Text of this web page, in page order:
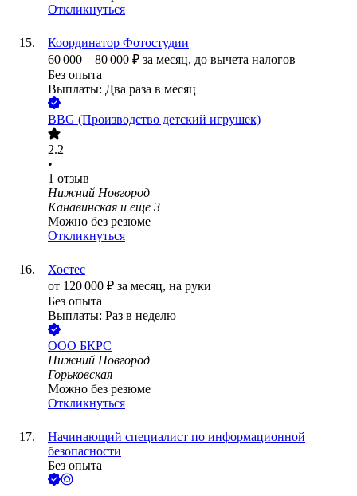
Откликнуться
Координатор Фотостудии
60 000 – 80 000 ₽ за месяц, до вычета налогов
Без опыта
Выплаты: Два раза в месяц
BBG (Производство детский игрушек)
2.2
•
1 отзыв
Нижний Новгород
Канавинская и еще 3
Можно без резюме
Откликнуться
Хостес
от 120 000 ₽ за месяц, на руки
Без опыта
Выплаты: Раз в неделю
ООО БКРС
Нижний Новгород
Горьковская
Можно без резюме
Откликнуться
Начинающий специалист по информационной
безопасности
Без опыта